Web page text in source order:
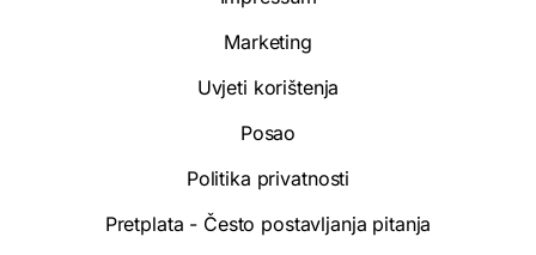
Marketing
Uvjeti korištenja
Posao
Politika privatnosti
Pretplata - Često postavljanja pitanja